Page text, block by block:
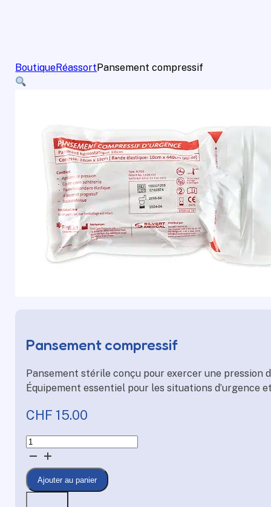
BoutiqueRéassortPansement compressif
Pansement compressif
Pansement stérile conçu pour exercer une
Équipement essentiel pour les situations d’urgence
CHF 15.00
quantité
de
Pansement
compressif
Ajouter au panier